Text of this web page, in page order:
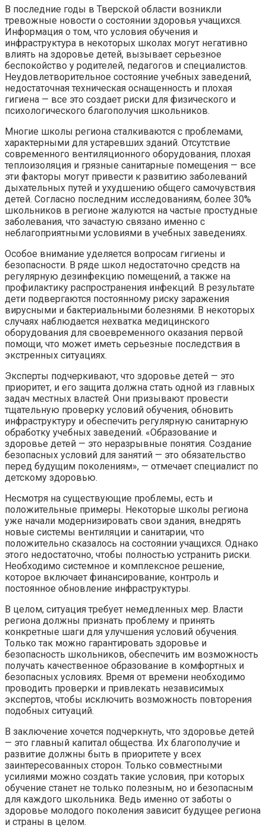
В последние годы в Тверской области возникли
тревожные новости о состоянии здоровья учащихся.
Информация о том, что условия обучения и
инфраструктура в некоторых школах могут негативно
влиять на здоровье детей, вызывает серьезное
беспокойство у родителей, педагогов и специалистов.
Неудовлетворительное состояние учебных заведений,
недостаточная техническая оснащенность и плохая
гигиена — все это создает риски для физического и
психологического благополучия школьников.
Многие школы региона сталкиваются с проблемами,
характерными для устаревших зданий. Отсутствие
современного вентиляционного оборудования, плохая
теплоизоляция и грязные санитарные помещения — все
эти факторы могут привести к развитию заболеваний
дыхательных путей и ухудшению общего самочувствия
детей. Согласно последним исследованиям, более 30%
школьников в регионе жалуются на частые простудные
заболевания, что зачастую связано именно с
неблагоприятными условиями в учебных заведениях.
Особое внимание уделяется вопросам гигиены и
безопасности. В ряде школ недостаточно средств на
регулярную дезинфекцию помещений, а также на
профилактику распространения инфекций. В результате
дети подвергаются постоянному риску заражения
вирусными и бактериальными болезнями. В некоторых
случаях наблюдается нехватка медицинского
оборудования для своевременного оказания первой
помощи, что может иметь серьезные последствия в
экстренных ситуациях.
Эксперты подчеркивают, что здоровье детей — это
приоритет, и его защита должна стать одной из главных
задач местных властей. Они призывают провести
тщательную проверку условий обучения, обновить
инфраструктуру и обеспечить регулярную санитарную
обработку учебных заведений. «Образование и
здоровье детей — это неразрывные понятия. Создание
безопасных условий для занятий — это обязательство
перед будущим поколениям», — отмечает специалист по
детскому здоровью.
Несмотря на существующие проблемы, есть и
положительные примеры. Некоторые школы региона
уже начали модернизировать свои здания, внедрять
новые системы вентиляции и санитарии, что
положительно сказалось на состоянии учащихся. Однако
этого недостаточно, чтобы полностью устранить риски.
Необходимо системное и комплексное решение,
которое включает финансирование, контроль и
постоянное обновление инфраструктуры.
В целом, ситуация требует немедленных мер. Власти
региона должны признать проблему и принять
конкретные шаги для улучшения условий обучения.
Только так можно гарантировать здоровье и
безопасность школьников, обеспечить им возможность
получать качественное образование в комфортных и
безопасных условиях. Время от времени необходимо
проводить проверки и привлекать независимых
экспертов, чтобы исключить возможность повторения
подобных ситуаций.
В заключение хочется подчеркнуть, что здоровье детей
— это главный капитал общества. Их благополучие и
развитие должны быть в приоритете у всех
заинтересованных сторон. Только совместными
усилиями можно создать такие условия, при которых
обучение станет не только полезным, но и безопасным
для каждого школьника. Ведь именно от заботы о
здоровье молодого поколения зависит будущее региона
и страны в целом.